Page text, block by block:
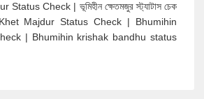
Check | ভূমিহীন ক্ষেতমজুর স্ট্যাটাস চেক
Majdur Status Check | Bhumihin
| Bhumihin krishak bandhu status